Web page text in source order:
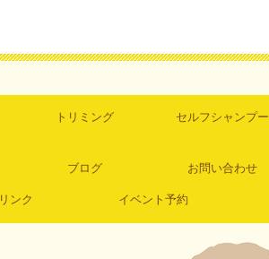
トリミング セルフシャンプー
ブログ お問い合わせ
リンク イベント予約